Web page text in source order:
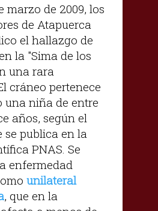
marzo de 2009, los
de Atapuerca
el hallazgo de
la "Sima de los
una rara
cráneo pertenece
una niña de entre
años, según el
se publica en la
PNAS. Se
enfermedad
unilateral
, que en la